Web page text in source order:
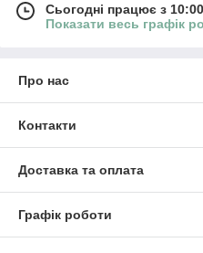
Сьогодні працює з
Показати весь графік
Про нас
Контакти
Доставка та оплата
Графік роботи